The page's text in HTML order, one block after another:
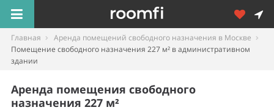
Главная
Аренда помещений свободного назначения в Москве
Помещение свободного назначения 227 м² в административном
здании
Аренда помещения свободного
назначения 227 м²